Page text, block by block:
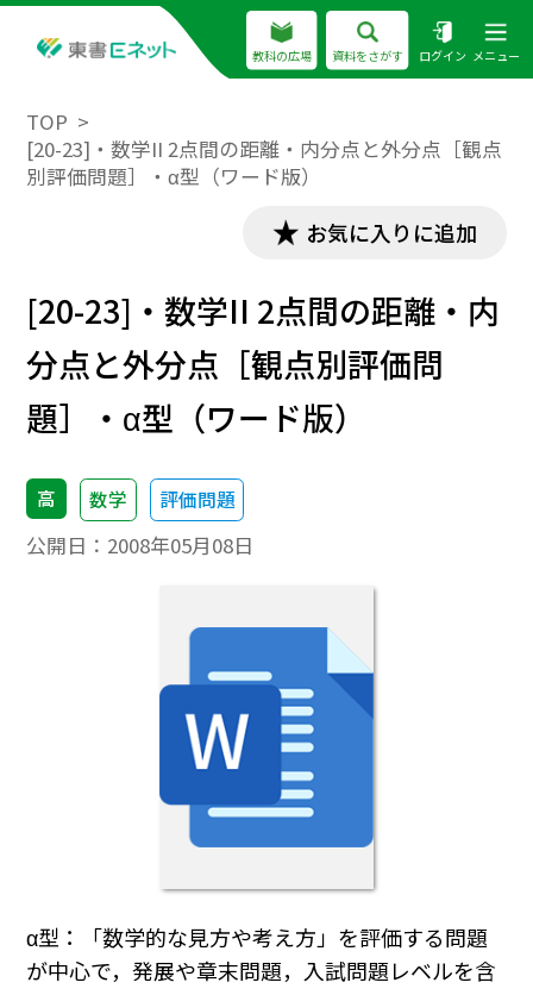
教科の広場 資料をさがす ログイン メニュー
TOP
[20-23]・数学II 2点間の距離・内分点と外分点［観点
別評価問題］・α型（ワード版）
お気に入りに追加
[20-23]・数学II 2点間の距離・内
分点と外分点［観点別評価問
題］・α型（ワード版）
高 数学 評価問題
公開日： 2008年05月08日
α型：「数学的な見方や考え方」を評価する問題
が中心で，発展や章末問題，入試問題レベルを含